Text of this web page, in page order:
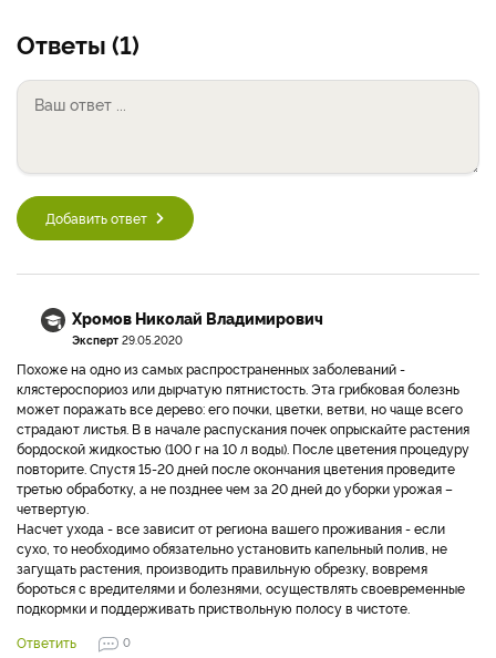
Ответы (1)
Добавить ответ
Хромов Николай Владимирович
Эксперт 29.05.2020
Похоже на одно из самых распространенных заболеваний -
клястероспориоз или дырчатую пятнистость. Эта грибковая болезнь
может поражать все дерево: его почки, цветки, ветви, но чаще всего
страдают листья. В в начале распускания почек опрыскайте растения
бордоской жидкостью (100 г на 10 л воды). После цветения процедуру
повторите. Спустя 15-20 дней после окончания цветения проведите
третью обработку, а не позднее чем за 20 дней до уборки урожая –
четвертую.
Насчет ухода - все зависит от региона вашего проживания - если
сухо, то необходимо обязательно установить капельный полив, не
загущать растения, производить правильную обрезку, вовремя
бороться с вредителями и болезнями, осуществлять своевременные
подкормки и поддерживать приствольную полосу в чистоте.
Ответить
0